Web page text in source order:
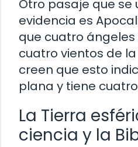
Otro pasaje que se
evidencia es
que cuatro ángeles
cuatro vientos de la
creen que esto
plana y tiene
La Tierra
ciencia y la